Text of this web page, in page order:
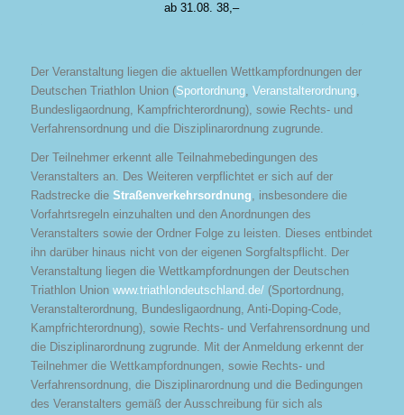
ab 31.08. 38,–
Der Veranstaltung liegen die aktuellen Wettkampfordnungen der
Deutschen Triathlon Union (Sportordnung, Veranstalterordnung,
Bundesligaordnung, Kampfrichterordnung), sowie Rechts- und
Verfahrensordnung und die Disziplinarordnung zugrunde.
Der Teilnehmer erkennt alle Teilnahmebedingungen des
Veranstalters an. Des Weiteren verpflichtet er sich auf der
Radstrecke die Straßenverkehrsordnung, insbesondere die
Vorfahrtsregeln einzuhalten und den Anordnungen des
Veranstalters sowie der Ordner Folge zu leisten. Dieses entbindet
ihn darüber hinaus nicht von der eigenen Sorgfaltspflicht. Der
Veranstaltung liegen die Wettkampfordnungen der Deutschen
Triathlon Union www.triathlondeutschland.de/(Sportordnung,
Veranstalterordnung, Bundesligaordnung, Anti-Doping-Code,
Kampfrichterordnung), sowie Rechts- und Verfahrensordnung und
die Disziplinarordnung zugrunde. Mit der Anmeldung erkennt der
Teilnehmer die Wettkampfordnungen, sowie Rechts- und
Verfahrensordnung, die Disziplinarordnung und die Bedingungen
des Veranstalters gemäß der Ausschreibung für sich als